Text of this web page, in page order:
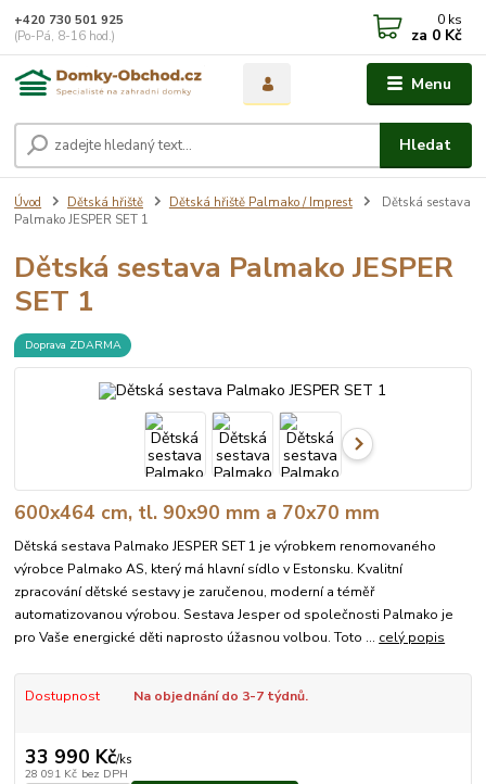
Menu
Hledat
+420 730 501 925
(Po-Pá, 8-16 hod.)
0 ks
za 0 Kč
Úvod Dětská hřiště Dětská hřiště Palmako / Imprest
Dětská sestava
Palmako JESPER SET 1
Dětská sestava Palmako JESPER
SET 1
Doprava ZDARMA
600x464 cm, tl. 90x90 mm a 70x70 mm
Dětská sestava Palmako JESPER SET 1 je výrobkem renomovaného
výrobce Palmako AS, který má hlavní sídlo v Estonsku. Kvalitní
zpracování dětské sestavy je zaručenou, moderní a téměř
automatizovanou výrobou. Sestava Jesper od společnosti Palmako je
pro Vaše energické děti naprosto úžasnou volbou. Toto ... celý popis
Dostupnost Na objednání do 3-7 týdnů.
33 990 Kč/ks
28 091 Kč bez DPH